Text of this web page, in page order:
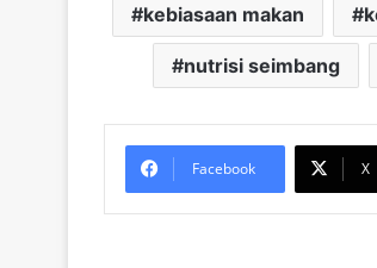
kebiasaan makan
nutrisi seimbang
Facebook X